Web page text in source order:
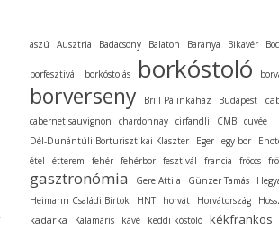
aszú Ausztria Badacsony Balaton Baranya Bikavér
borfesztivál borkóstolás borkóstoló
borverseny Brill Pálinkaház Budapest
cabernet sauvignon chardonnay cirfandli CMB cuvée
Dél-Dunántúli Borturisztikai Klaszter
Eger egy bor
étel
étterem fehér fehérbor fesztivál francia fröccs
gasztronómia Gere Attila Günzer Tamás
Heimann Családi Birtok
HNT horvát Horvátország
kadarka Kalamáris kávé keddi kóstoló kékfrankos